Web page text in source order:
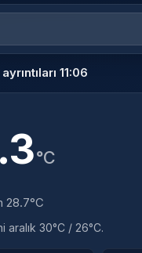
11:06
°C
28.7°C
aralık 30°C / 26°C.